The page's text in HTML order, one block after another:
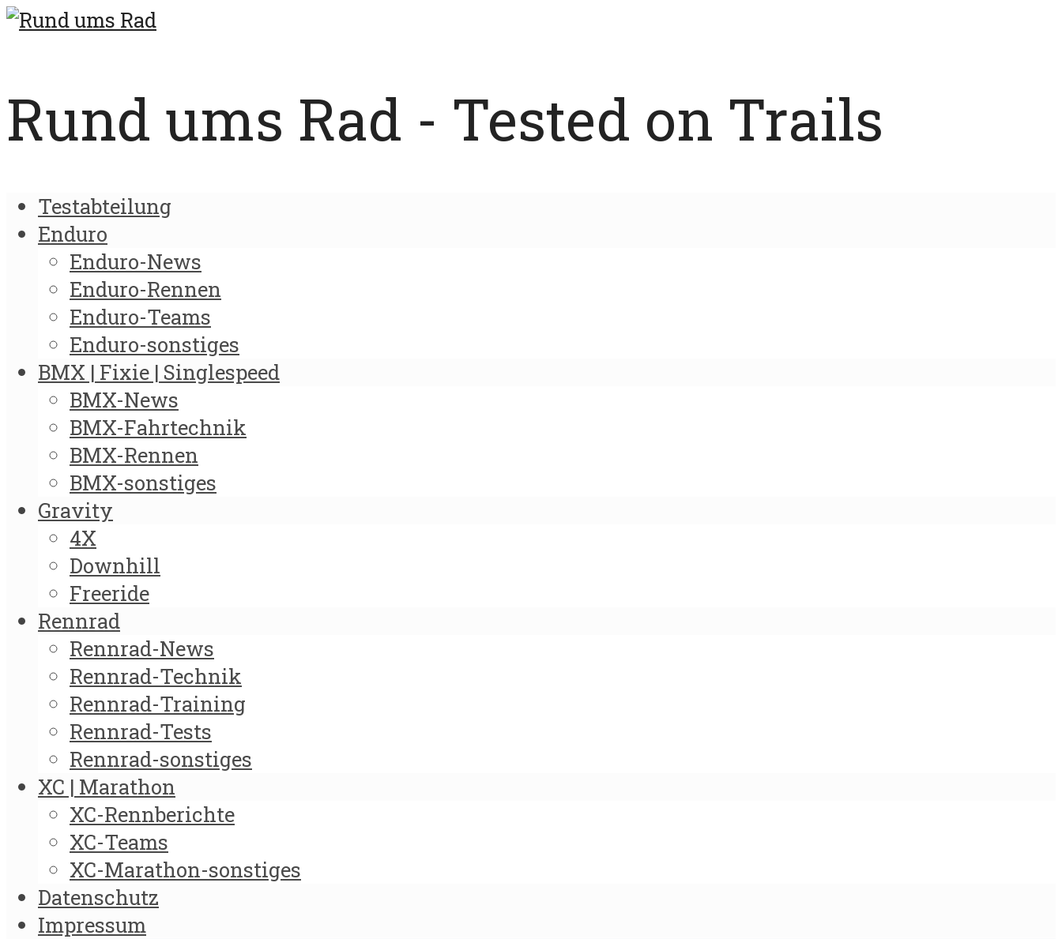
Rund ums Rad - Tested on Trails
Testabteilung
Enduro
Enduro-News
Enduro-Rennen
Enduro-Teams
Enduro-sonstiges
BMX | Fixie | Singlespeed
BMX-News
BMX-Fahrtechnik
BMX-Rennen
BMX-sonstiges
Gravity
4X
Downhill
Freeride
Rennrad
Rennrad-News
Rennrad-Technik
Rennrad-Training
Rennrad-Tests
Rennrad-sonstiges
XC | Marathon
XC-Rennberichte
XC-Teams
XC-Marathon-sonstiges
Datenschutz
Impressum